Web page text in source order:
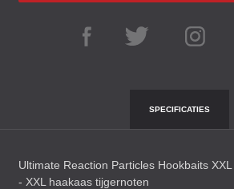
SPECIFICATIES
Ultimate Reaction Particles Hookbaits XXL
- XXL haakaas tijgernoten